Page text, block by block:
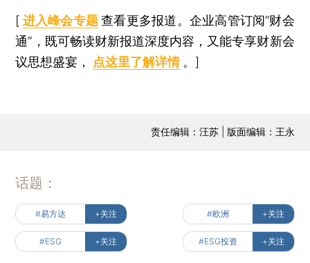
[ 进入峰会专题 查看更多报道。企业高管订阅“财会
通”，既可畅读财新报道深度内容，又能专享财新会
议思想盛宴，
点这里了解详情 。]
责任编辑：汪苏 | 版面编辑：王永
话题：
#易方达 +关注 #欧洲 +关注
#ESG +关注 #ESG投资 +关注